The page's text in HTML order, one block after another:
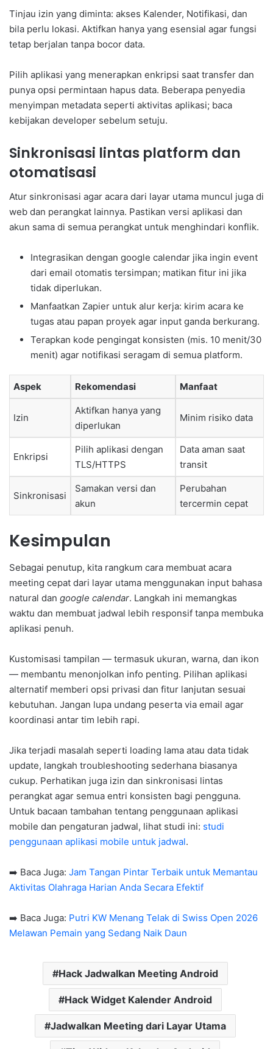
Tinjau izin yang diminta: akses Kalender, Notifikasi, dan
bila perlu lokasi. Aktifkan hanya yang esensial agar fungsi
tetap berjalan tanpa bocor data.
Pilih aplikasi yang menerapkan enkripsi saat transfer dan
punya opsi permintaan hapus data. Beberapa penyedia
menyimpan metadata seperti aktivitas aplikasi; baca
kebijakan developer sebelum setuju.
Sinkronisasi lintas platform dan
otomatisasi
Atur sinkronisasi agar acara dari layar utama muncul juga di
web dan perangkat lainnya. Pastikan versi aplikasi dan
akun sama di semua perangkat untuk menghindari konflik.
Integrasikan dengan google calendar jika ingin event
dari email otomatis tersimpan; matikan fitur ini jika
tidak diperlukan.
Manfaatkan Zapier untuk alur kerja: kirim acara ke
tugas atau papan proyek agar input ganda berkurang.
Terapkan kode pengingat konsisten (mis. 10 menit/30
menit) agar notifikasi seragam di semua platform.
Aspek Rekomendasi Manfaat
Izin
Aktifkan hanya yang
diperlukan
Minim risiko data
Enkripsi
Pilih aplikasi dengan
TLS/HTTPS
Data aman saat
transit
Sinkronisasi
Samakan versi dan
akun
Perubahan
tercermin cepat
Kesimpulan
Sebagai penutup, kita rangkum cara membuat acara
meeting cepat dari layar utama menggunakan input bahasa
natural dan google calendar. Langkah ini memangkas
waktu dan membuat jadwal lebih responsif tanpa membuka
aplikasi penuh.
Kustomisasi tampilan — termasuk ukuran, warna, dan ikon
— membantu menonjolkan info penting. Pilihan aplikasi
alternatif memberi opsi privasi dan fitur lanjutan sesuai
kebutuhan. Jangan lupa undang peserta via email agar
koordinasi antar tim lebih rapi.
Jika terjadi masalah seperti loading lama atau data tidak
update, langkah troubleshooting sederhana biasanya
cukup. Perhatikan juga izin dan sinkronisasi lintas
perangkat agar semua entri konsisten bagi pengguna.
Untuk bacaan tambahan tentang penggunaan aplikasi
mobile dan pengaturan jadwal, lihat studi ini: studi
penggunaan aplikasi mobile untuk jadwal.
➡️ Baca Juga: Jam Tangan Pintar Terbaik untuk Memantau
Aktivitas Olahraga Harian Anda Secara Efektif
➡️ Baca Juga: Putri KW Menang Telak di Swiss Open 2026
Melawan Pemain yang Sedang Naik Daun
Hack Jadwalkan Meeting Android
Hack Widget Kalender Android
Jadwalkan Meeting dari Layar Utama